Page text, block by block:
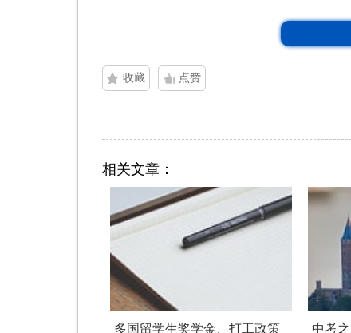
收藏 点赞
相关文章：
多国留学生奖学金、打工政策
中考